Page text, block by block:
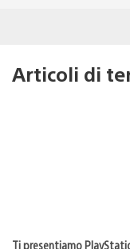
Articoli di
Ti presentiamo